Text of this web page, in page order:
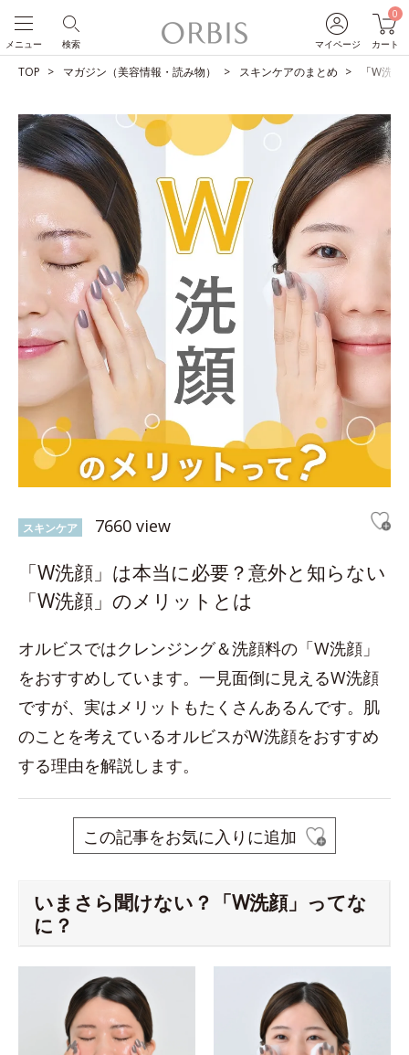
マイページ
0
カート
検索
メニュー
TOP マガジン（美容情報・読み物） スキンケアのまとめ 「W洗
スキンケア 7660 view
「W洗顔」は本当に必要？意外と知らない
「W洗顔」のメリットとは
オルビスではクレンジング＆洗顔料の「W洗顔」
をおすすめしています。一見面倒に見えるW洗顔
ですが、実はメリットもたくさんあるんです。肌
のことを考えているオルビスがW洗顔をおすすめ
する理由を解説します。
この記事をお気に入りに追加
いまさら聞けない？「W洗顔」ってな
に？